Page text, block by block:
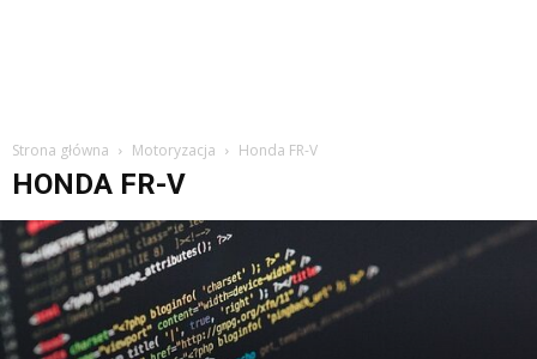
Strona główna Motoryzacja Honda FR-V
HONDA FR-V